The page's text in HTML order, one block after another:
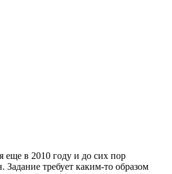
еще в 2010 году и до сих пор
требует каким-то образом